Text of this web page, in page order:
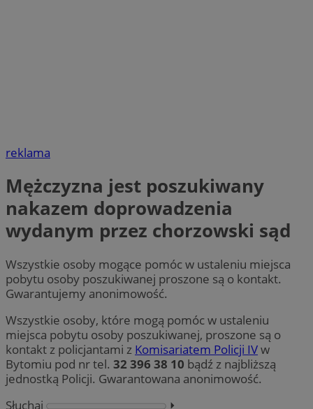
reklama
Mężczyzna jest poszukiwany
nakazem doprowadzenia
wydanym przez chorzowski sąd
Wszystkie osoby mogące pomóc w ustaleniu miejsca
pobytu osoby poszukiwanej proszone są o kontakt.
Gwarantujemy anonimowość.
Wszystkie osoby, które mogą pomóc w ustaleniu
miejsca pobytu osoby poszukiwanej, proszone są o
kontakt z policjantami z Komisariatem Policji IVw
Bytomiu pod nr tel. 32 396 38 10 bądź z najbliższą
jednostką Policji. Gwarantowana anonimowość.
Słuchaj
⏵︎